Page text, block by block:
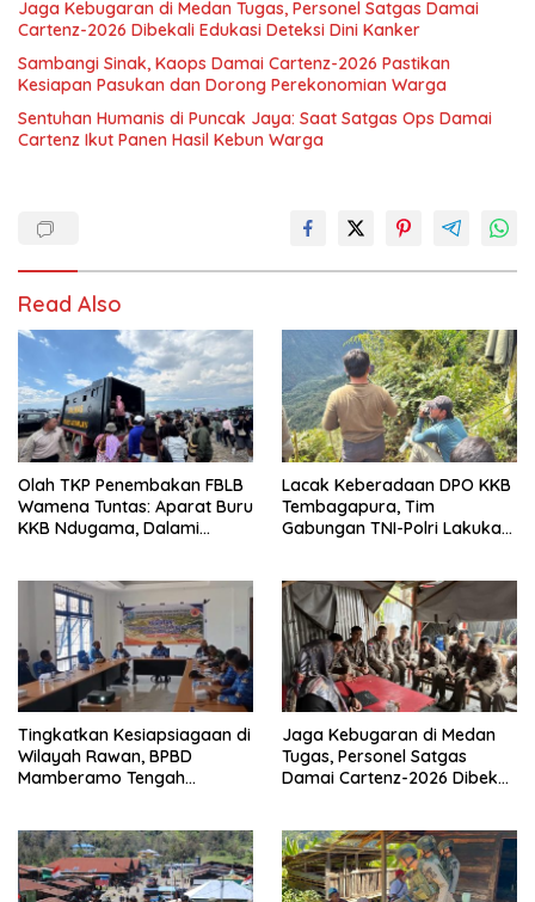
Jaga Kebugaran di Medan Tugas, Personel Satgas Damai
Cartenz-2026 Dibekali Edukasi Deteksi Dini Kanker
Sambangi Sinak, Kaops Damai Cartenz-2026 Pastikan
Kesiapan Pasukan dan Dorong Perekonomian Warga
Sentuhan Humanis di Puncak Jaya: Saat Satgas Ops Damai
Cartenz Ikut Panen Hasil Kebun Warga
Read Also
Olah TKP Penembakan FBLB
Wamena Tuntas: Aparat Buru
KKB Ndugama, Dalami
Lacak Keberadaan DPO KKB
Tembagapura, Tim
Gabungan TNI-Polri Lakukan
Tingkatkan Kesiapsiagaan di
Wilayah Rawan, BPBD
Mamberamo Tengah
Jaga Kebugaran di Medan
Tugas, Personel Satgas
Damai Cartenz-2026 Dibekali